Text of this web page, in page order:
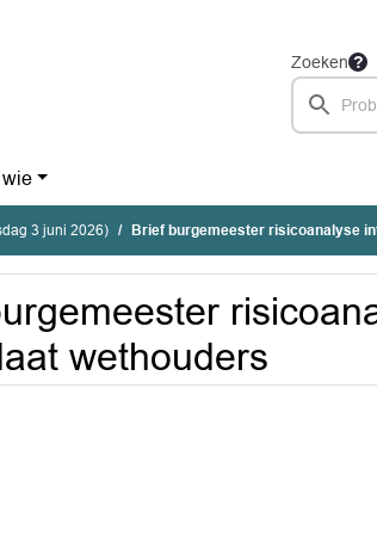
Zoeken
3 juni 2026) Brief burgemeester risicoanalyse
wethouders